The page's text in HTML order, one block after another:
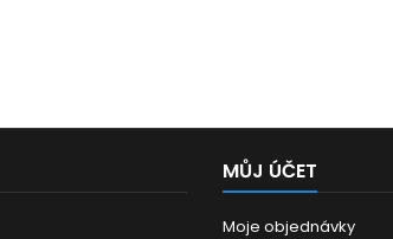
MŮJ ÚČET
Moje objednávky